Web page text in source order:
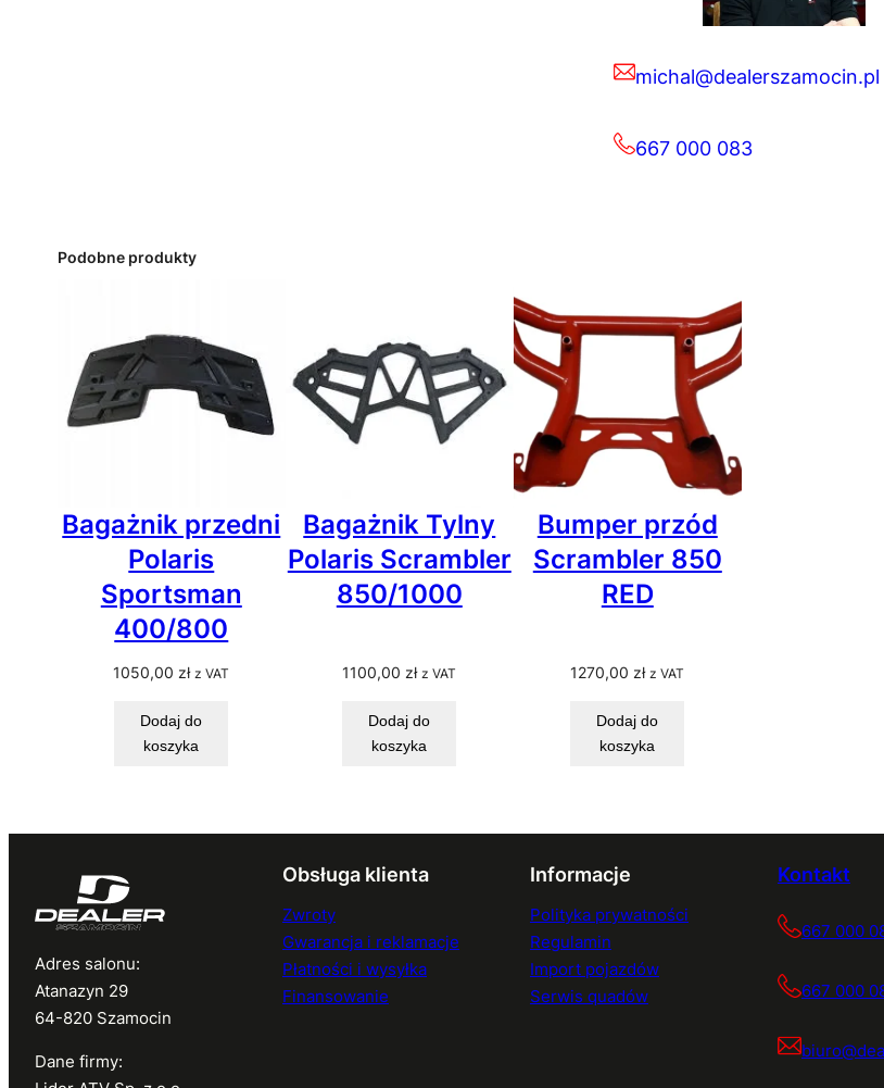
michal@dealerszamocin.pl
667 000 083
Podobne produkty
Bagażnik przedni
Polaris
Sportsman
400/800
1050,00 zł z VAT
Dodaj do
koszyka
Bagażnik Tylny
Polaris Scrambler
850/1000
1100,00 zł z VAT
Dodaj do
koszyka
Bumper przód
Scrambler 850
RED
1270,00 zł z VAT
Dodaj do
koszyka
Adres salonu:
Atanazyn 29
64-820 Szamocin
Dane firmy:
Obsługa klienta
Zwroty
Gwarancja i reklamacje
Płatności i wysyłka
Finansowanie
Informacje
Polityka prywatności
Regulamin
Import pojazdów
Serwis quadów
Kontakt
667 000
667 000